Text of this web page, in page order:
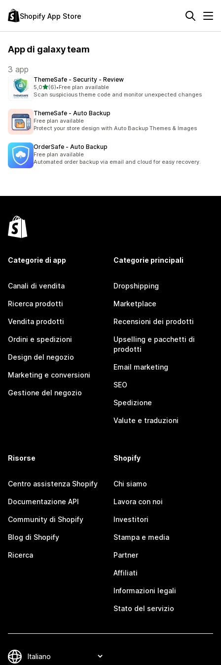
Shopify App Store
App di galaxy team
3 app
ThemeSafe ‑ Security ‑ Review
5,0stelle su 5
(6)
6 recensioni totali
•Free plan available
Scan suspicious theme code and monitor unexpected changes
ThemeSafe ‑ Auto Backup
Free plan available
Protect your store design with Auto Backup Themes & Images
OrderSafe ‑ Auto Backup
Free plan available
Automated order backup via email and cloud for easy recovery.
Categorie di app
Canali di vendita
Ricerca prodotti
Vendita prodotti
Ordini e spedizioni
Design del negozio
Marketing e conversioni
Gestione del negozio
Categorie principali
Dropshipping
Marketplace
Recensioni dei prodotti
Upselling e pacchetti di
prodotti
Email marketing
SEO
Spedizione
Valute e traduzioni
Risorse
Centro assistenza Shopify
Documentazione API
Community di Shopify
Blog di Shopify
Ricerca
Shopify
Chi siamo
Lavora con noi
Investitori
Stampa e media
Partner
Affiliati
Informazioni legali
Stato del servizio